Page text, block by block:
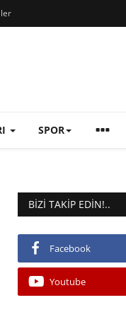
SPOR
BIZI TAKIP EDIN!..
Facebook
Youtube